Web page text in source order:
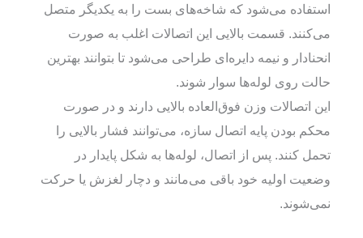
استفاده می‌شود که شاخه‌های بست را به یکدیگر متصل
می‌کنند. قسمت بالایی این اتصالات اغلب به صورت
انحنادار و نیمه دایره‌ای طراحی می‌شود تا بتوانند بهترین
حالت روی لوله‌ها سوار شوند.
این اتصالات وزن فوق‌العاده بالایی دارند و در صورت
محکم بودن پایه اتصال سازه، می‌توانند فشار بالایی را
تحمل کنند. پس از اتصال، لوله‌ها به شکل پایدار در
وضعیت اولیه خود باقی می‌مانند و دچار لغزش یا حرکت
نمی‌شوند.